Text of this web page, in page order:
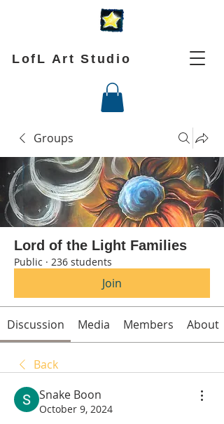
LofL Art Studio
Groups
Lord of the Light Families
Public · 236 students
Join
Discussion Media Members About
Back
Snake Boon
October 9, 2024